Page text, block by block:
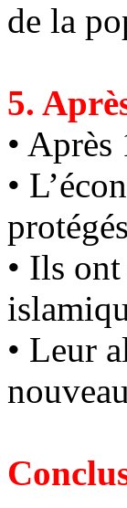
de la
5.
• Après
•
• Ils
• Leur